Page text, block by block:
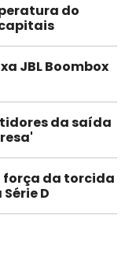
do
JBL Boombox
da saída
força da torcida
D